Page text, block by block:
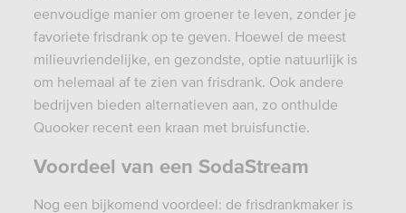
eenvoudige manier om groener te leven, zonder je
favoriete frisdrank op te geven. Hoewel de meest
milieuvriendelijke, en gezondste, optie natuurlijk is
om helemaal af te zien van frisdrank. Ook andere
bedrijven bieden alternatieven aan, zo onthulde
Quooker recent een kraan met bruisfunctie.
Voordeel van een SodaStream
Nog een bijkomend voordeel: de frisdrankmaker is